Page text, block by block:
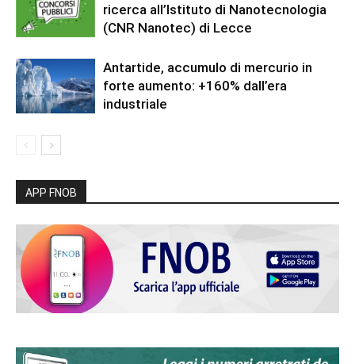
ricerca all’Istituto di Nanotecnologia
(CNR Nanotec) di Lecce
Antartide, accumulo di mercurio in
forte aumento: +160% dall’era
industriale
APP FNOB